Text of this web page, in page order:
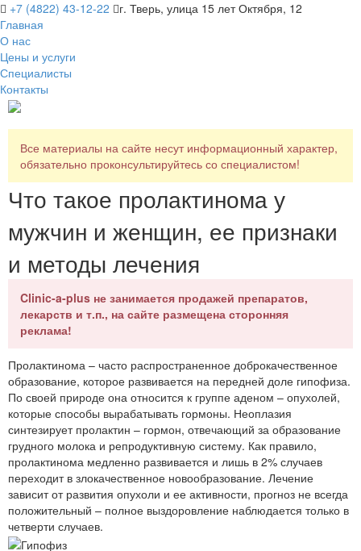
+7 (4822) 43-12-22
г. Тверь, улица 15 лет Октября, 12
Главная
О нас
Цены и услуги
Специалисты
Контакты
Все материалы на сайте несут информационный характер,
обязательно проконсультируйтесь со специалистом!
Что такое пролактинома у
мужчин и женщин, ее признаки
и методы лечения
Clinic-a-plus не занимается продажей препаратов,
лекарств и т.п., на сайте размещена сторонняя
реклама!
Пролактинома – часто распространенное доброкачественное
образование, которое развивается на передней доле гипофиза.
По своей природе она относится к группе аденом – опухолей,
которые способы вырабатывать гормоны. Неоплазия
синтезирует пролактин – гормон, отвечающий за образование
грудного молока и репродуктивную систему. Как правило,
пролактинома медленно развивается и лишь в 2% случаев
переходит в злокачественное новообразование. Лечение
зависит от развития опухоли и ее активности, прогноз не всегда
положительный – полное выздоровление наблюдается только в
четверти случаев.